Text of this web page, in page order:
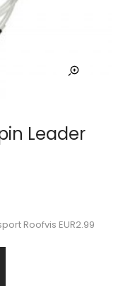
Leader
Roofvis EUR2.99